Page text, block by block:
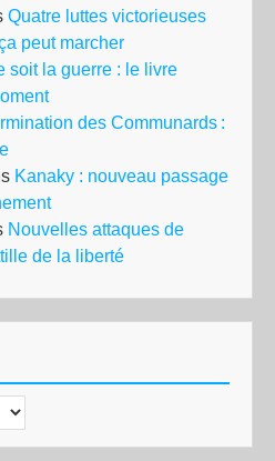
Quatre luttes victorieuses
peut marcher
soit la guerre : le livre
des Communards :
Kanaky : nouveau passage
Nouvelles attaques de
de la liberté